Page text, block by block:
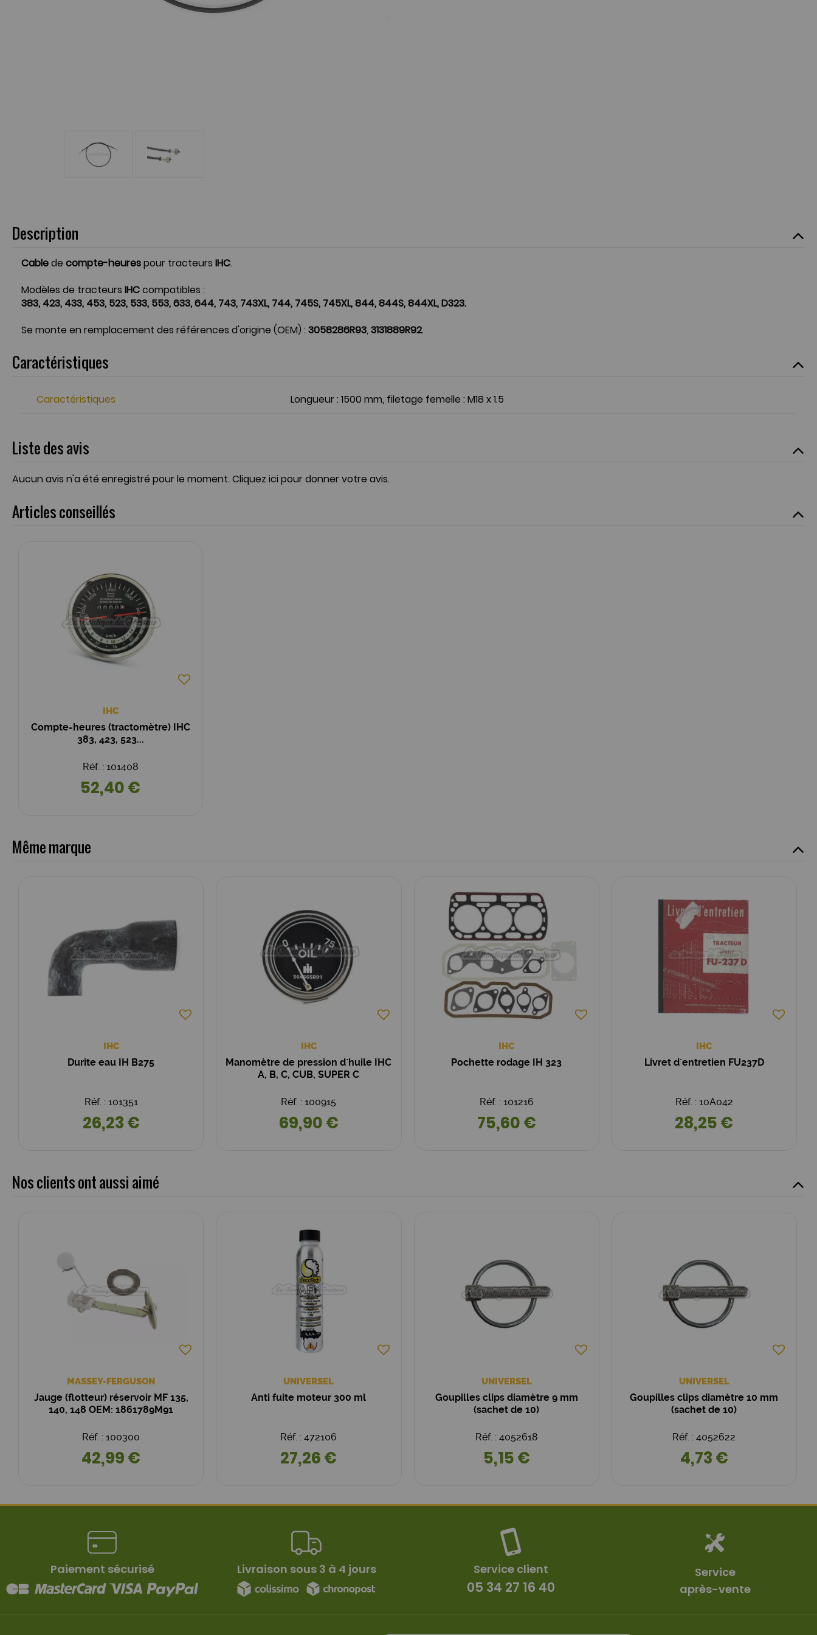
Description
Cablede compte-heurespour tracteurs IHC.
Modèles de tracteurs IHCcompatibles :
383, 423, 433, 453, 523, 533, 553, 633, 644, 743, 743XL, 744, 745S, 745XL, 844, 844S, 844XL, D323.
Se monte en remplacement des références d'origine (OEM) : 3058286R93, 3131889R92.
Caractéristiques
Caractéristiques Longueur : 1500 mm, filetage femelle : M18 x 1.5
Liste des avis
Aucun avis n'a été enregistré pour le moment. Cliquez ici pour donner votre avis.
Articles conseillés
IHC
Compte-heures (tractomètre) IHC
383, 423, 523...
Réf. : 101408
52,40 €
Même marque
IHC
Durite eau IH B275
Réf. : 101351
26,23 €
IHC
Manomètre de pression d´huile IHC
A, B, C, CUB, SUPER C
Réf. : 100915
69,90 €
IHC
Pochette rodage IH 323
Réf. : 101216
75,60 €
IHC
Livret d´entretien FU237D
Réf. : 10A042
28,25 €
Nos clients ont aussi aimé
MASSEY-FERGUSON
Jauge (flotteur) réservoir MF 135,
140, 148 OEM: 1861789M91
Réf. : 100300
42,99 €
UNIVERSEL
Anti fuite moteur 300 ml
Réf. : 472106
27,26 €
UNIVERSEL
Goupilles clips diamètre 9 mm
(sachet de 10)
Réf. : 4052618
5,15 €
UNIVERSEL
Goupilles clips diamètre 10 mm
(sachet de 10)
Réf. : 4052622
4,73 €
Paiement sécurisé Livraison sous 3 à 4 jours Service client
05 34 27 16 40
Service
après-vente